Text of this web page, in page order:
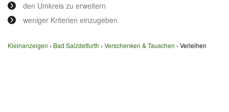
den Umkreis zu erweitern
weniger Kriterien einzugeben
Kleinanzeigen Bad Salzdetfurth Verschenken & Tauschen Verleihen